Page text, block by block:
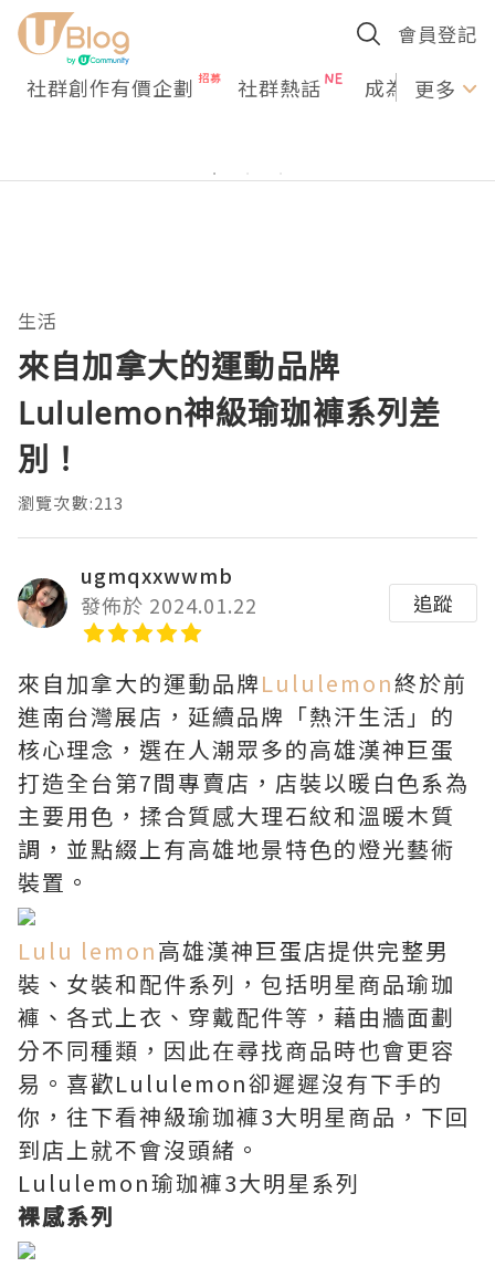
會員登記
社群創作有價企劃 社群熱話 成為U更多
生活
來自加拿大的運動品牌
Lululemon神級瑜珈褲系列差
別！
瀏覽次數:213
ugmqxxwwmb
發佈於 2024.01.22
追蹤
來自加拿大的運動品牌Lululemon終於前
進南台灣展店，延續品牌「熱汗生活」的
核心理念，選在人潮眾多的高雄漢神巨蛋
打造全台第7間專賣店，店裝以暖白色系為
主要用色，揉合質感大理石紋和溫暖木質
調，並點綴上有高雄地景特色的燈光藝術
裝置。
Lulu lemon高雄漢神巨蛋店提供完整男
裝、女裝和配件系列，包括明星商品瑜珈
褲、各式上衣、穿戴配件等，藉由牆面劃
分不同種類，因此在尋找商品時也會更容
易。喜歡Lululemon卻遲遲沒有下手的
你，往下看神級瑜珈褲3大明星商品，下回
到店上就不會沒頭緒。
Lululemon瑜珈褲3大明星系列
裸感系列